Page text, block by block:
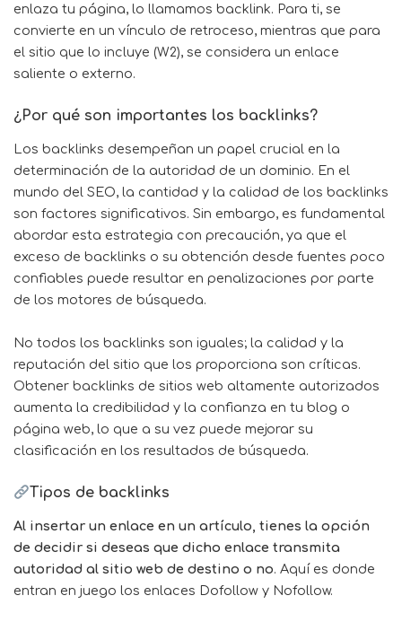
enlaza tu página, lo llamamos backlink. Para ti, se
convierte en un vínculo de retroceso, mientras que para
el sitio que lo incluye (W2), se considera un enlace
saliente o externo.
¿Por qué son importantes los backlinks?
Los backlinks desempeñan un papel crucial en la
determinación de la autoridad de un dominio. En el
mundo del SEO, la cantidad y la calidad de los backlinks
son factores significativos. Sin embargo, es fundamental
abordar esta estrategia con precaución, ya que el
exceso de backlinks o su obtención desde fuentes poco
confiables puede resultar en penalizaciones por parte
de los motores de búsqueda.
No todos los backlinks son iguales; la calidad y la
reputación del sitio que los proporciona son críticas.
Obtener backlinks de sitios web altamente autorizados
aumenta la credibilidad y la confianza en tu blog o
página web, lo que a su vez puede mejorar su
clasificación en los resultados de búsqueda.
Tipos de backlinks
Al insertar un enlace en un artículo, tienes la opción
de decidir si deseas que dicho enlace transmita
autoridad al sitio web de destino o no. Aquí es donde
entran en juego los enlaces Dofollow y Nofollow.